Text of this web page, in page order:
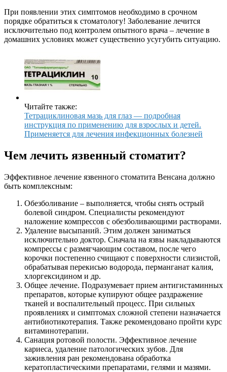
При появлении этих симптомов необходимо в срочном
порядке обратиться к стоматологу! Заболевание лечится
исключительно под контролем опытного врача – лечение в
домашних условиях может существенно усугубить ситуацию.
Читайте также:
Тетрациклиновая мазь для глаз — подробная
инструкция по применению для взрослых и детей.
Применяется для лечения инфекционных болезней
Чем лечить язвенный стоматит?
Эффективное лечение язвенного стоматита Венсана должно
быть комплексным:
Обезболивание – выполняется, чтобы снять острый
болевой синдром. Специалисты рекомендуют
наложение компрессов с обезболивающими растворами.
Удаление высыпаний. Этим должен заниматься
исключительно доктор. Сначала на язвы накладываются
компрессы с размягчающим составом, после чего
корочки постепенно счищают с поверхности слизистой,
обрабатывая перекисью водорода, перманганат калия,
хлоргексидином и др.
Общее лечение. Подразумевает прием антигистаминных
препаратов, которые купируют общее раздражение
тканей и воспалительный процесс. При сильных
проявлениях и симптомах сложной степени назначается
антибиотикотерапия. Также рекомендовано пройти курс
витаминотерапии.
Санация ротовой полости. Эффективное лечение
кариеса, удаление патологических зубов. Для
заживления ран рекомендована обработка
кератопластическими препаратами, гелями и мазями.